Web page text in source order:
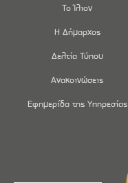
Το Ίλιον
Η Δήμαρχος
Δελτία Τύπου
Ανακοινώσεις
Εφημερίδα της Υπηρεσίας